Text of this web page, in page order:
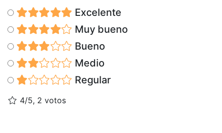
Excelente
Muy bueno
Bueno
Medio
Regular
4/5, 2 votos